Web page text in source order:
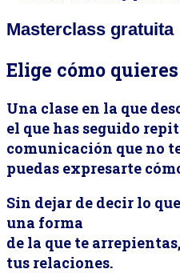
Masterclass gratuita
Elige cómo
Una clase en la que
el que has seguido
comunicación que no
puedas expresarte
Sin dejar de decir lo
una forma
de la que te
tus relaciones.